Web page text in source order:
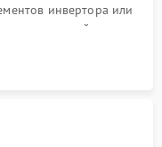
инвертора или
радиодеталей.
дорожек и